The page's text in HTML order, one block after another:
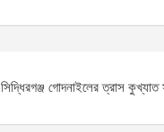
সিদ্ধিরগঞ্জ গোদনাইলের ত্রাস কুখ্যাত